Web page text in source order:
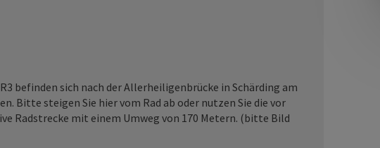
befinden sich nach der Allerheiligenbrücke in Schärding am
Bitte steigen Sie hier vom Rad ab oder nutzen Sie die vor
Radstrecke mit einem Umweg von 170 Metern. (bitte Bild